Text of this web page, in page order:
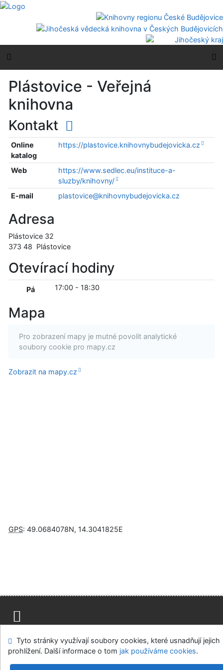
Přejít na obsah
Prohlášení o webové přístupnosti
Plástovice - Veřejná
knihovna
Kontakt
Online
katalog
https://plastovice.knihovnybudejovicka.cz
Web
https://www.sedlec.eu/instituce-a-
sluzby/knihovny/
E-mail
plastovice@knihovnybudejovicka.cz
Adresa
Plástovice 32
373 48 Plástovice
Otevírací hodiny
Pá 17:00 - 18:30
Mapa
Pro zobrazení mapy je mutné povolit analytické
soubory cookie pro mapy.cz
Zobrazit na mapy.cz
GPS: 49.0684078N, 14.3041825E
Nastavení cookies
Tyto stránky využívají soubory cookies, které usnadňují jejich
prohlížení. Další informace o tom jak používáme cookies.